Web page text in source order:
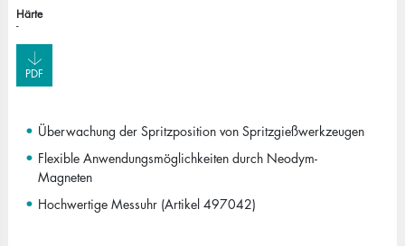
Härte
-
PDF
Überwachung der Spritzposition von Spritzgießwerkzeugen
Flexible Anwendungsmöglichkeiten durch Neodym-
Magneten
Hochwertige Messuhr (Artikel 497042)